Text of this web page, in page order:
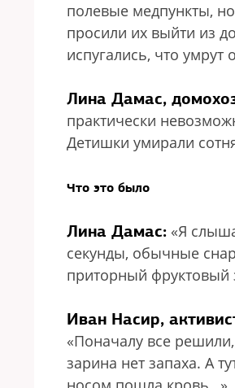
полевые медпункты,
просили их выйти из
испугались, что умрут
Лина Дамас,
практически
Детишки умирали
Что это было
Лина Дамас: «Я
секунды, обычные
приторный фруктовый
Иван Насир,
«Поначалу все
зарина нет запаха. А